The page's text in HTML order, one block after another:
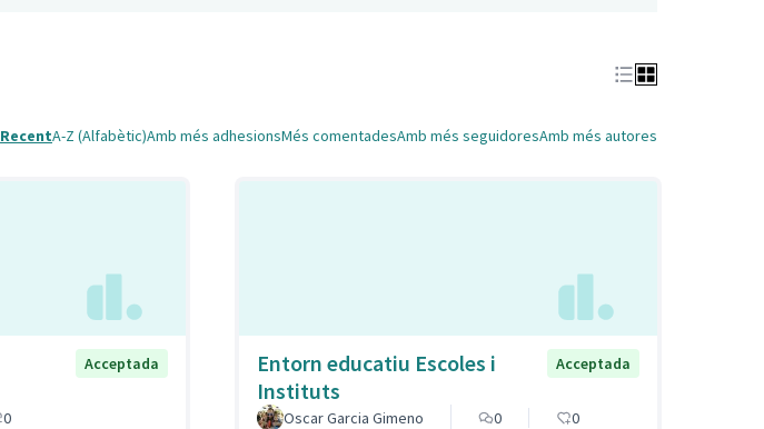
RecentA-Z (Alfabètic)Amb més adhesionsMés comentadesAmb més seguidoresAmb més autores
Acceptada
0
Entorn educatiu Escoles i
Instituts
Acceptada
Oscar Garcia Gimeno 0 0